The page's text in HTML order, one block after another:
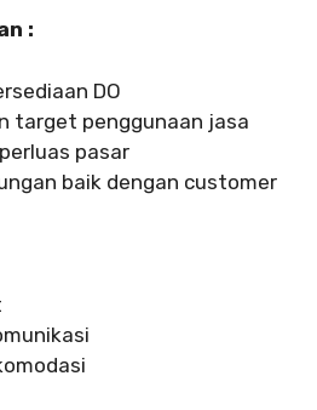
:
DO
target penggunaan jasa
pasar
baik dengan customer